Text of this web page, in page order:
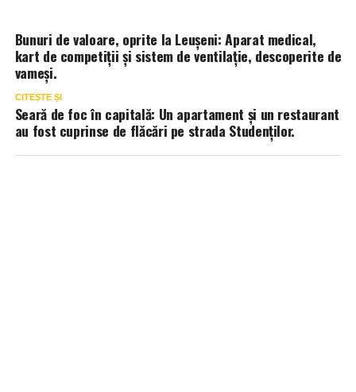
Bunuri de valoare, oprite la Leușeni: Aparat medical,
kart de competiții și sistem de ventilație, descoperite de
vameși.
CITEȘTE ȘI
Seară de foc în capitală: Un apartament și un restaurant
au fost cuprinse de flăcări pe strada Studenților.